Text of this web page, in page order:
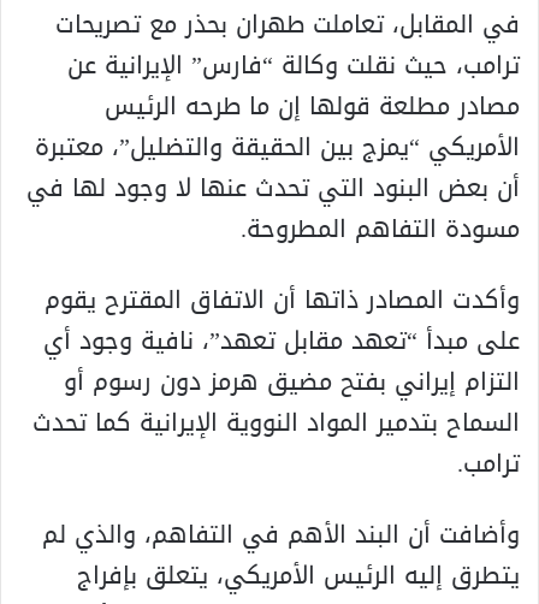
في المقابل، تعاملت طهران بحذر مع تصريحات
ترامب، حيث نقلت وكالة “فارس” الإيرانية عن
مصادر مطلعة قولها إن ما طرحه الرئيس
الأمريكي “يمزج بين الحقيقة والتضليل”، معتبرة
أن بعض البنود التي تحدث عنها لا وجود لها في
مسودة التفاهم المطروحة.
وأكدت المصادر ذاتها أن الاتفاق المقترح يقوم
على مبدأ “تعهد مقابل تعهد”، نافية وجود أي
التزام إيراني بفتح مضيق هرمز دون رسوم أو
السماح بتدمير المواد النووية الإيرانية كما تحدث
ترامب.
وأضافت أن البند الأهم في التفاهم، والذي لم
يتطرق إليه الرئيس الأمريكي، يتعلق بإفراج